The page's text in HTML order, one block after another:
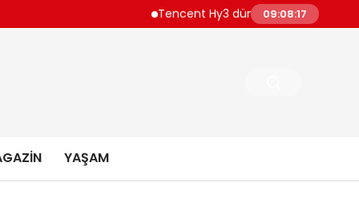
Tencent Hy3 dünya genelinde
09:08:18
YAŞAM